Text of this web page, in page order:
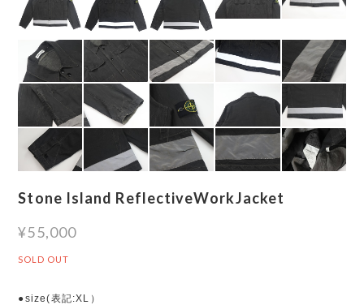
Stone Island ReflectiveWorkJacket
¥55,000
SOLD OUT
●size(表記:XL）